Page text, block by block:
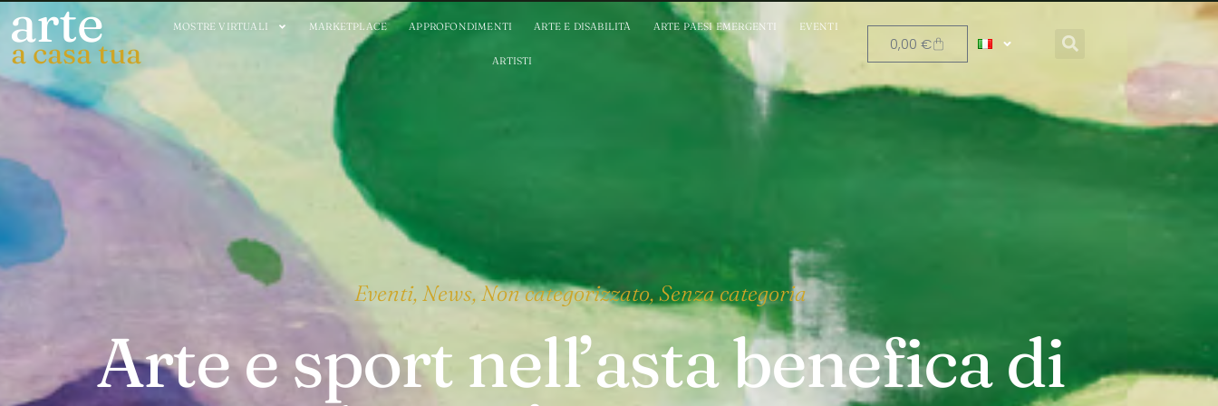
arte
a casa tua
MOSTRE VIRTUALI MARKETPLACE APPROFONDIMENTI ARTE E DISABILITÀ ARTE PAESI EMERGENTI EVENTI
ARTISTI
0,00 €
Eventi, News, Non categorizzato, Senza categoria
Arte e sport nell’asta benefica di